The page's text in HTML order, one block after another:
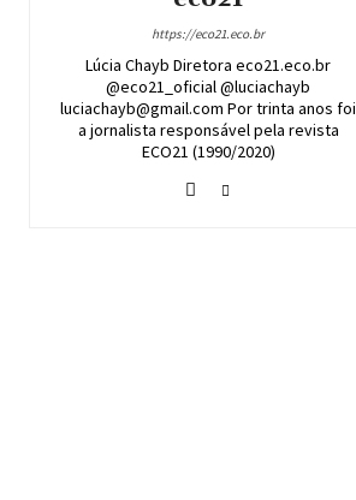
https://eco21.eco.br
Lúcia Chayb Diretora eco21.eco.br
@eco21_oficial @luciachayb
luciachayb@gmail.com Por trinta anos foi
a jornalista responsável pela revista
ECO21 (1990/2020)